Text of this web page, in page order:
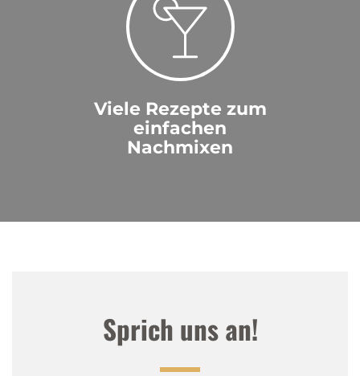
Viele Rezepte zum
einfachen
Nachmixen
Sprich uns an!